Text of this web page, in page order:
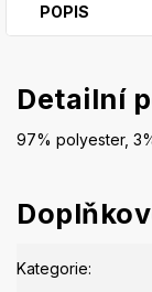
POPIS
Detailní
97% polyester,
Kategorie: